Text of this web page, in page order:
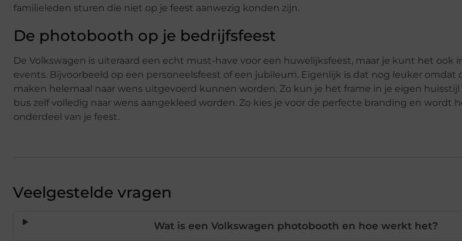
familieleden sturen die niet op je feest aanwezig konden zijn.
De photobooth op je bedrijfsfeest
De Volkswagen is uiteraard een echt must-have voor een huwelijksfeest, maar je kunt het ook
events. Bijvoorbeeld op een personeelsfeest of een jubileum. Eigenlijk is dat nog leuker omdat
maken helemaal naar wens uitgevoerd kunnen worden. Zo kun je het frame in je eigen
bus zelf volledig naar wens aangekleed worden. Zo kies je voor de perfecte branding en wordt
onderdeel van je feest.
Veelgestelde vragen
Wat is een Volkswagen photobooth en hoe werkt het?